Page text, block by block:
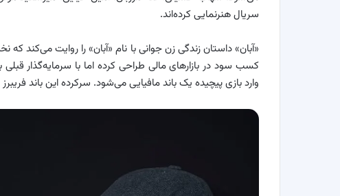
سریال هنرنمایی کرده‌اند.
«آبان» داستان زندگی زن جوانی با نام «آبان» را روایت می‌کند که
کسب سود در بازارهای مالی طراحی کرده اما با سرمایه‌گذار
وارد بازی پیچیده‌ یک باند مافیایی می‌شود. سرکرده این باند